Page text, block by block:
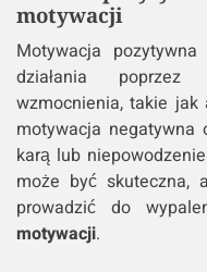
motywacji
Motywacja
działania
wzmocnienia, takie
motywacja
karą lub
może być skuteczna,
prowadzić do
motywacji.